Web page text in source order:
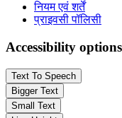
नियम एवं शर्तें
प्राइवसी पॉलिसी
Accessibility
Text To Speech
Bigger Text
Small Text